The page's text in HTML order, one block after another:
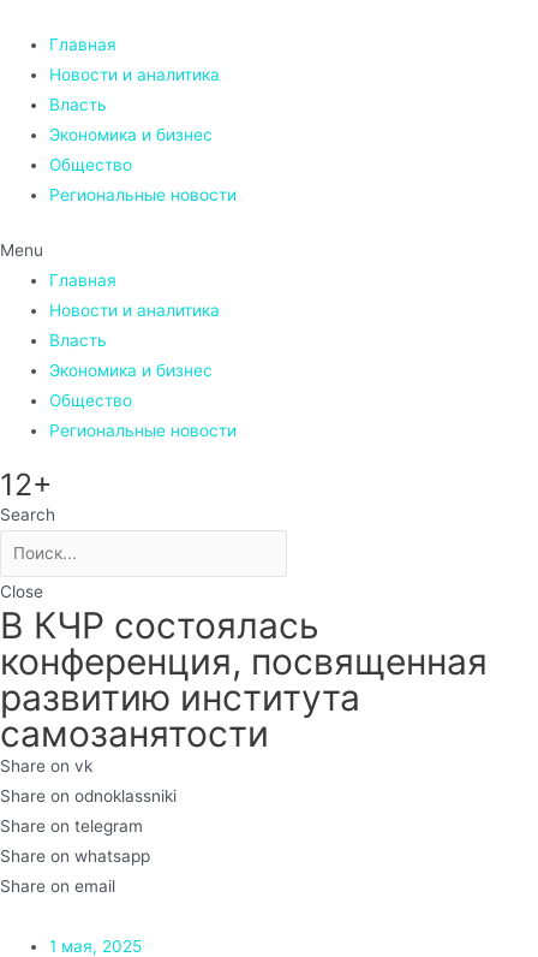
содержимому
Главная
Новости и аналитика
Власть
Экономика и бизнес
Общество
Региональные новости
Menu
Главная
Новости и аналитика
Власть
Экономика и бизнес
Общество
Региональные новости
12+
Search
Close
В КЧР состоялась
конференция, посвященная
развитию института
самозанятости
Share on vk
Share on odnoklassniki
Share on telegram
Share on whatsapp
Share on email
1 мая, 2025